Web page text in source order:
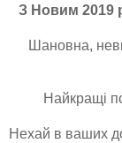
З Новим 2019
Шановна,
Найкращі
Нехай в ваших